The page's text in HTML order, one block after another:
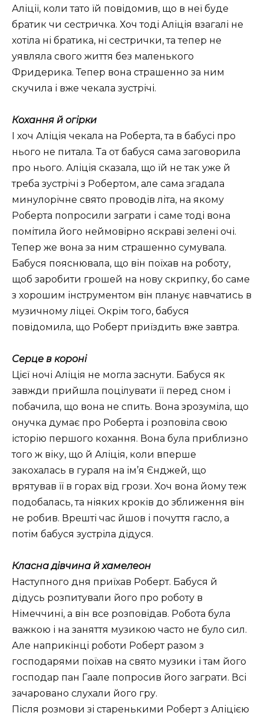
Аліції, коли тато їй повідомив, що в неї буде
братик чи сестричка. Хоч тоді Аліція взагалі не
хотіла ні братика, ні сестрички, та тепер не
уявляла свого життя без маленького
Фридерика. Тепер вона страшенно за ним
скучила і вже чекала зустрічі.
Кохання й огірки
І хоч Аліція чекала на Роберта, та в бабусі про
нього не питала. Та от бабуся сама заговорила
про нього. Аліція сказала, що їй не так уже й
треба зустрічі з Робертом, але сама згадала
минулорічне свято проводів літа, на якому
Роберта попросили заграти і саме тоді вона
помітила його неймовірно яскраві зелені очі.
Тепер же вона за ним страшенно сумувала.
Бабуся пояснювала, що він поїхав на роботу,
щоб заробити грошей на нову скрипку, бо саме
з хорошим інструментом він планує навчатись в
музичному ліцеї. Окрім того, бабуся
повідомила, що Роберт приїздить вже завтра.
Серце в короні
Цієї ночі Аліція не могла заснути. Бабуся як
завжди прийшла поцілувати її перед сном і
побачила, що вона не спить. Вона зрозуміла, що
онучка думає про Роберта і розповіла свою
історію першого кохання. Вона була приблизно
того ж віку, що й Аліція, коли вперше
закохалась в гураля на ім’я Єнджей, що
врятував її в горах від грози. Хоч вона йому теж
подобалась, та ніяких кроків до зближення він
не робив. Врешті час йшов і почуття гасло, а
потім бабуся зустріла дідуся.
Класна дівчина й хамелеон
Наступного дня приїхав Роберт. Бабуся й
дідусь розпитували його про роботу в
Німеччині, а він все розповідав. Робота була
важкою і на заняття музикою часто не було сил.
Але наприкінці роботи Роберт разом з
господарями поїхав на свято музики і там його
господар пан Гаале попросив його заграти. Всі
зачаровано слухали його гру.
Після розмови зі старенькими Роберт з Аліцією